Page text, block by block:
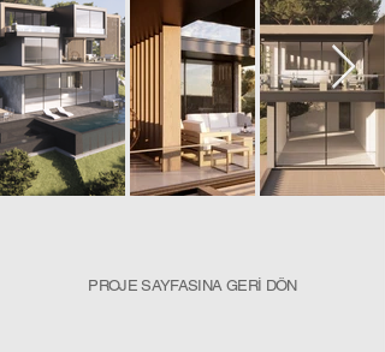
PROJE SAYFASINA GERİ DÖN